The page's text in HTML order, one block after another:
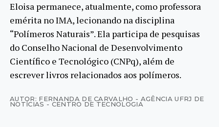
Eloisa permanece, atualmente, como professora
emérita no IMA, lecionando na disciplina
“Polímeros Naturais”. Ela participa de pesquisas
do Conselho Nacional de Desenvolvimento
Científico e Tecnológico (CNPq), além de
escrever livros relacionados aos polímeros.
AUTOR: FERNANDA DE CARVALHO - AGÊNCIA UFRJ DE
NOTÍCIAS - CENTRO DE TECNOLOGIA